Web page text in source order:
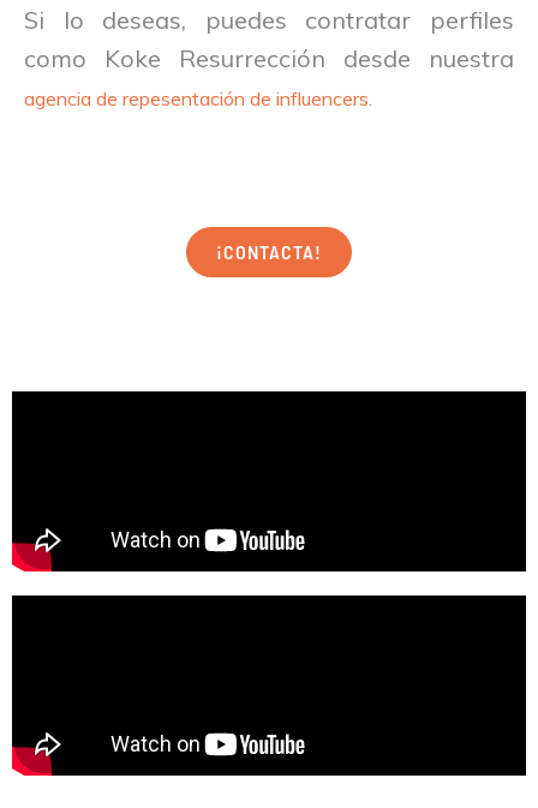
Si lo deseas, puedes contratar perfiles
como Koke Resurrección desde nuestra
agencia de repesentación de influencers
¡CONTACTA!